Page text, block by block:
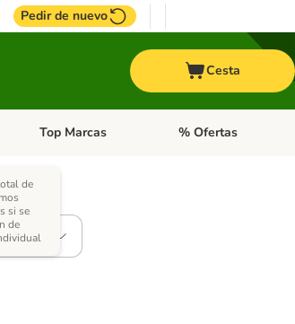
Pedir de nuevo
Cesta
Pájaros
Menú de categoria abierto: Otros animales
Top Marcas Menú de categoria
% Ofertas
de
si se
de